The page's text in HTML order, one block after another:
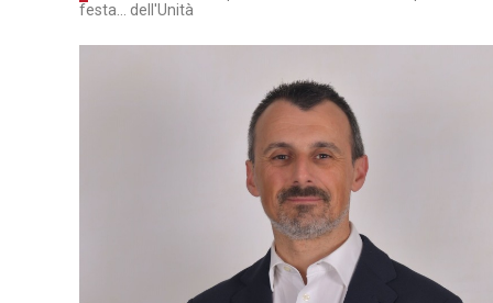
festa... dell'Unità